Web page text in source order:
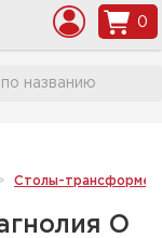
0
Cтолы-
О